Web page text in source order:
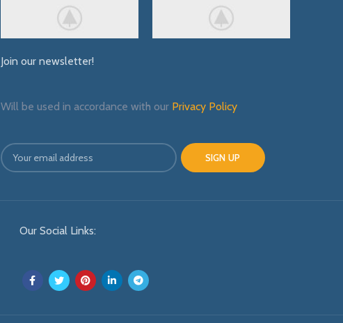
Join our newsletter!
Will be used in accordance with our Privacy Policy
Our Social Links: